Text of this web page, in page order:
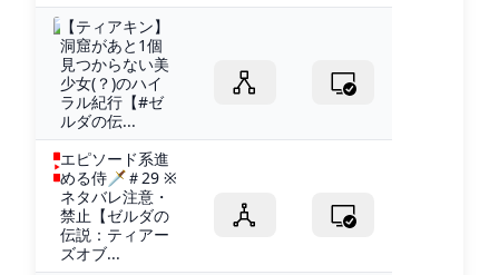
【ティアキン】
洞窟があと1個
見つからない美
少女(？)のハイ
ラル紀行【#ゼ
ルダの伝...
エピソード系進
める侍🗡＃29 ※
ネタバレ注意・
禁止【ゼルダの
伝説：ティアー
ズオブ...